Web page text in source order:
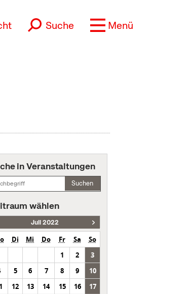
Suche Menü
in Veranstaltungen
Suchen
wählen
Juli 2022
Di Mi Do Fr Sa
So
1
2
3
5 6 7 8 9
10
12 13 14 15 16
17